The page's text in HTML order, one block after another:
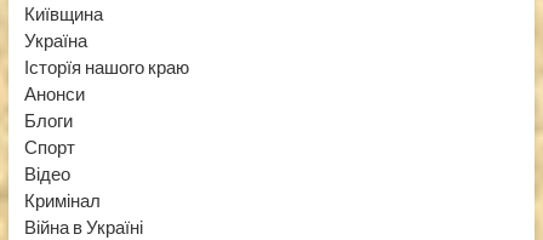
Київщина
Україна
Історїя нашого краю
Анонси
Блоги
Спорт
Відео
Кримінал
Війна в Україні